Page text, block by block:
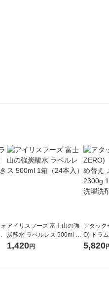
アイリスフーズ 富士山の強
炭酸水 ラベルレス 500ml 1
箱（24本入）
1,420円
アタック
O) ドラ
ガジャン
5,820